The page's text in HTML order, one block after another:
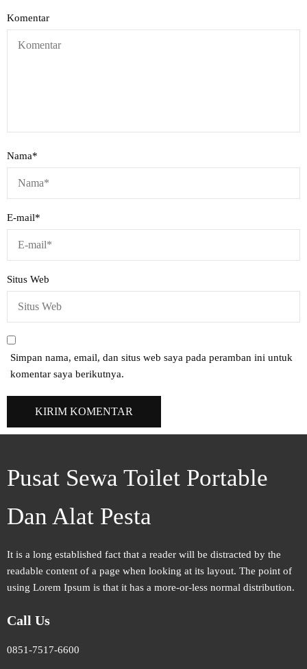
Komentar
Nama*
E-mail*
Situs Web
Simpan nama, email, dan situs web saya pada peramban ini untuk
komentar saya berikutnya.
Pusat Sewa Toilet Portable
Dan Alat Pesta
It is a long established fact that a reader will be distracted by the
readable content of a page when looking at its layout. The point of
using Lorem Ipsum is that it has a more-or-less normal distribution.
Call Us
0851-7517-6600